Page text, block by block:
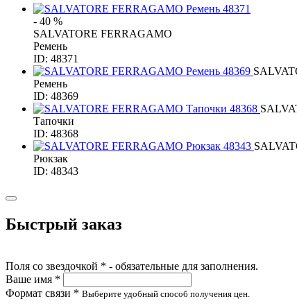
- 40 %
SALVATORE FERRAGAMO
Ремень
ID: 48371
Ремень
ID: 48369
Тапочки
ID: 48368
Рюкзак
ID: 48343
Быстрый заказ
Поля со звездочкой * - обязательные для заполнения.
Ваше имя *
Формат связи * Выберите удобный способ получения цен.